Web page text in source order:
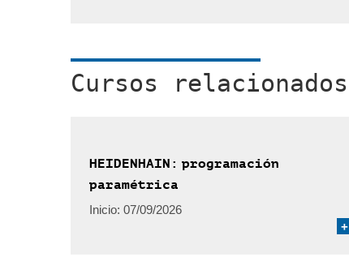
Cursos relacionados
HEIDENHAIN: programación
paramétrica
Inicio: 07/09/2026
+